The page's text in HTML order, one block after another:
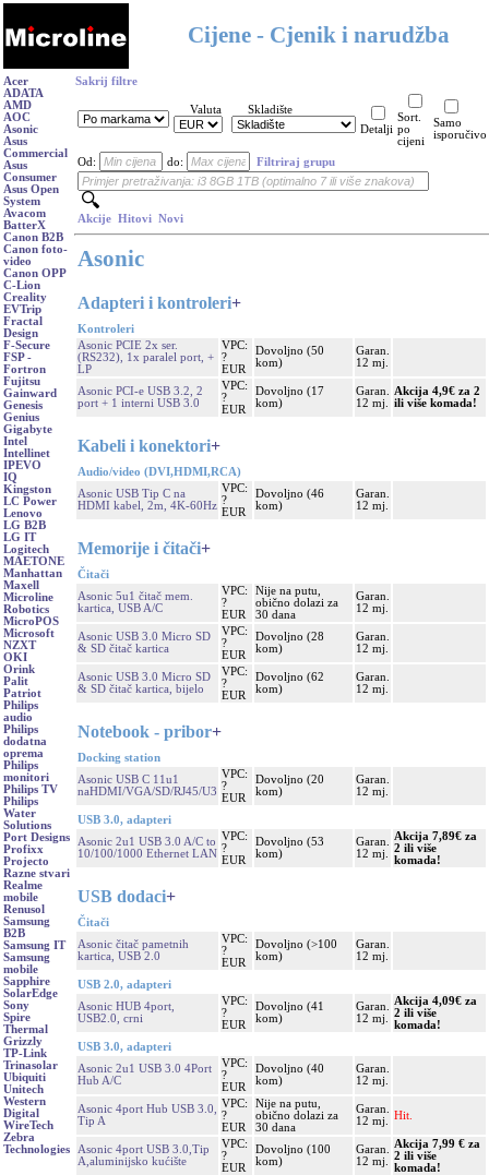
Cijene - Cjenik i narudžba
Acer
ADATA
AMD
AOC
Asonic
Asus
Commercial
Asus
Consumer
Asus Open
System
Avacom
BatterX
Canon B2B
Canon foto-
video
Canon OPP
C-Lion
Creality
EVTrip
Fractal
Design
F-Secure
FSP -
Fortron
Fujitsu
Gainward
Genesis
Genius
Gigabyte
Intel
Intellinet
IPEVO
IQ
Kingston
LC Power
Lenovo
LG B2B
LG IT
Logitech
MAETONE
Manhattan
Maxell
Microline
Robotics
MicroPOS
Microsoft
NZXT
OKI
Orink
Palit
Patriot
Philips
audio
Philips
dodatna
oprema
Philips
monitori
Philips TV
Philips
Water
Solutions
Port Designs
Profixx
Projecto
Razne stvari
Realme
mobile
Renusol
Samsung
B2B
Samsung IT
Samsung
mobile
Sapphire
SolarEdge
Sony
Spire
Thermal
Grizzly
TP-Link
Trinasolar
Ubiquiti
Unitech
Western
Digital
WireTech
Zebra
Technologies
Sakrij filtre
Valuta
Skladište
Detalji
Sort.
po
cijeni
Samo
isporučivo
Od: do: Filtriraj grupu
Akcije Hitovi Novi
Asonic
Adapteri i kontroleri+
Kontroleri
Asonic PCIE 2x ser.
(RS232), 1x paralel port, +
LP
VPC:
?
EUR
Dovoljno (50
kom)
Garan.
12 mj.
Asonic PCI-e USB 3.2, 2
port + 1 interni USB 3.0
VPC:
?
EUR
Dovoljno (17
kom)
Garan.
12 mj.
Akcija 4,9€ za 2
ili više komada!
Kabeli i konektori+
Audio/video (DVI,HDMI,RCA)
Asonic USB Tip C na
HDMI kabel, 2m, 4K-60Hz
VPC:
?
EUR
Dovoljno (46
kom)
Garan.
12 mj.
Memorije i čitači+
Čitači
Asonic 5u1 čitač mem.
kartica, USB A/C
VPC:
?
EUR
Nije na putu,
obično dolazi za
30 dana
Garan.
12 mj.
Asonic USB 3.0 Micro SD
& SD čitač kartica
VPC:
?
EUR
Dovoljno (28
kom)
Garan.
12 mj.
Asonic USB 3.0 Micro SD
& SD čitač kartica, bijelo
VPC:
?
EUR
Dovoljno (62
kom)
Garan.
12 mj.
Notebook - pribor+
Docking station
Asonic USB C 11u1
naHDMI/VGA/SD/RJ45/U3
VPC:
?
EUR
Dovoljno (20
kom)
Garan.
12 mj.
USB 3.0, adapteri
Asonic 2u1 USB 3.0 A/C to
10/100/1000 Ethernet LAN
VPC:
?
EUR
Dovoljno (53
kom)
Garan.
12 mj.
Akcija 7,89€ za
2 ili više
komada!
USB dodaci+
Čitači
Asonic čitač pametnih
kartica, USB 2.0
VPC:
?
EUR
Dovoljno (>100
kom)
Garan.
12 mj.
USB 2.0, adapteri
Asonic HUB 4port,
USB2.0, crni
VPC:
?
EUR
Dovoljno (41
kom)
Garan.
12 mj.
Akcija 4,09€ za
2 ili više
komada!
USB 3.0, adapteri
Asonic 2u1 USB 3.0 4Port
Hub A/C
VPC:
?
EUR
Dovoljno (40
kom)
Garan.
12 mj.
Asonic 4port Hub USB 3.0,
Tip A
VPC:
?
EUR
Nije na putu,
obično dolazi za
30 dana
Garan.
12 mj.
Hit.
Asonic 4port USB 3.0,Tip
A,aluminijsko kućište
VPC:
?
EUR
Dovoljno (100
kom)
Garan.
12 mj.
Akcija 7,99 € za
2 ili više
komada!